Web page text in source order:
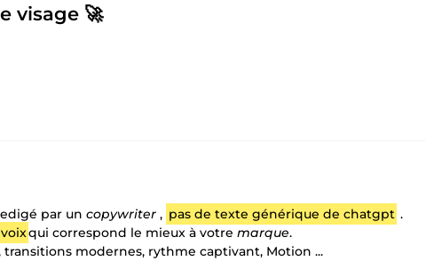
visage 🚀
par un copywriter , pas de texte générique de chatgpt .
qui correspond le mieux à votremarque.
transitions modernes, rythme captivant, Motion ...